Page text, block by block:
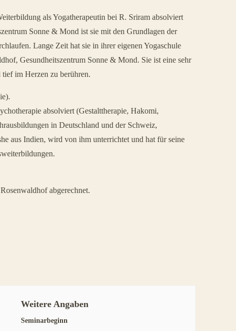
als Yogatherapeutin bei R. Sriram absolviert
Sonne & Mond ist sie mit den Grundlagen der
Lange Zeit hat sie in ihrer eigenen Yogaschule
Gesundheitszentrum Sonne & Mond. Sie ist eine sehr
im Herzen zu berühren.
absolviert (Gestalttherapie, Hakomi,
in Deutschland und der Schweiz,
aus Indien, wird von ihm unterrichtet und hat für seine
abgerechnet.
Weitere Angaben
Seminarbeginn